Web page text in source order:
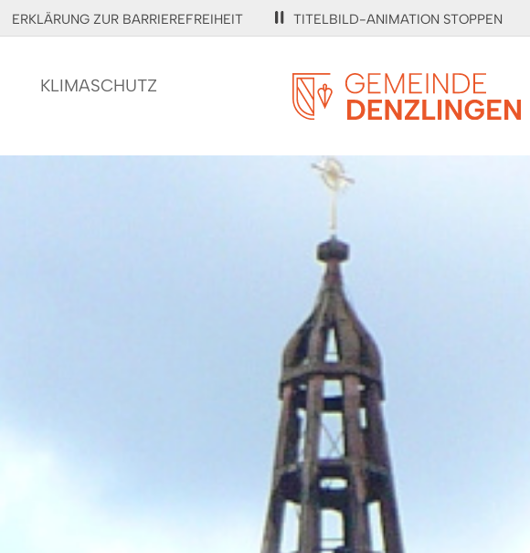
ERKLÄRUNG ZUR BARRIEREFREIHEIT TITELBILD-ANIMATION STOPPEN
KLIMASCHUTZ